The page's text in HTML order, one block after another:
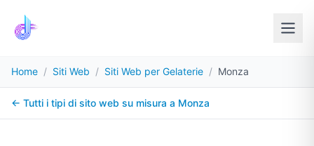
Home / Siti Web / Siti Web per Gelaterie / Monza
← Tutti i tipi di sito web su misura a Monza